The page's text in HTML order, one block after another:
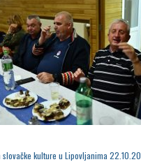
slovačke kulture u Lipovljanima